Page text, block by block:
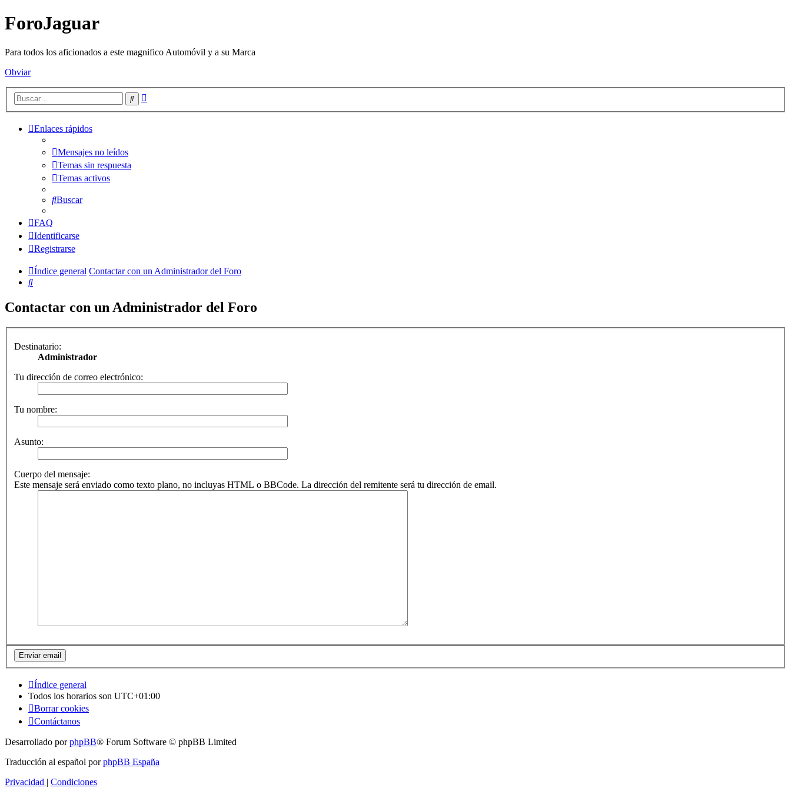
ForoJaguar
Para todos los aficionados a este magnifico Automóvil y a su Marca
Obviar
Buscar
Enlaces rápidos
Mensajes no leídos
Temas sin respuesta
Temas activos
Buscar
FAQ
Identificarse
Registrarse
Índice general Contactar con un Administrador del Foro
Buscar
Contactar con un Administrador del Foro
Destinatario:
Administrador
Tu dirección de correo electrónico:
Tu nombre:
Asunto:
Cuerpo del mensaje:
Este mensaje será enviado como texto plano, no incluyas HTML o BBCode. La dirección del remitente será tu dirección de email.
Índice general
Todos los horarios son UTC+01:00
Borrar cookies
Contáctanos
Desarrollado porphpBB® Forum Software © phpBB Limited
Traducción al español porphpBB España
Privacidad
Condiciones